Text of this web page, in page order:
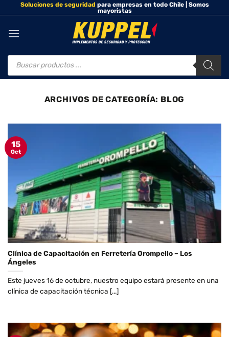
Saltar
al
contenido
Soluciones de seguridad para empresas en todo Chile | Somos
mayoristas
Búsqueda
ARCHIVOS DE CATEGORÍA: BLOG
Clínica de Capacitación en Ferretería Orompello – Los
Ángeles
Este jueves 16 de octubre, nuestro equipo estará presente en una
clínica de capacitación técnica [...]
15
Oct